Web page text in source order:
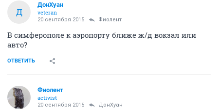
Д
ДонХуан
veteran
20 сентября 2015 Фиолент
В симферополе к аэропорту ближе ж/д вокзал или
авто?
ОТВЕТИТЬ
Фиолент
activist
20 сентября 2015 ДонХуан